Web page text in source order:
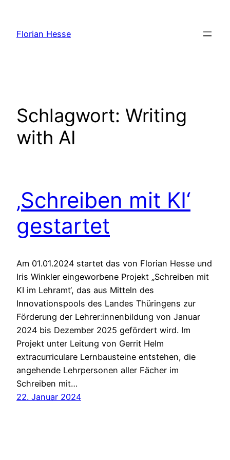
springen
Florian Hesse
Schlagwort: Writing
with AI
‚Schreiben mit KI‘
gestartet
Am 01.01.2024 startet das von Florian Hesse und
Iris Winkler eingeworbene Projekt „Schreiben mit
KI im Lehramt‘, das aus Mitteln des
Innovationspools des Landes Thüringens zur
Förderung der Lehrer:innenbildung von Januar
2024 bis Dezember 2025 gefördert wird. Im
Projekt unter Leitung von Gerrit Helm
extracurriculare Lernbausteine entstehen, die
angehende Lehrpersonen aller Fächer im
Schreiben mit…
22. Januar 2024